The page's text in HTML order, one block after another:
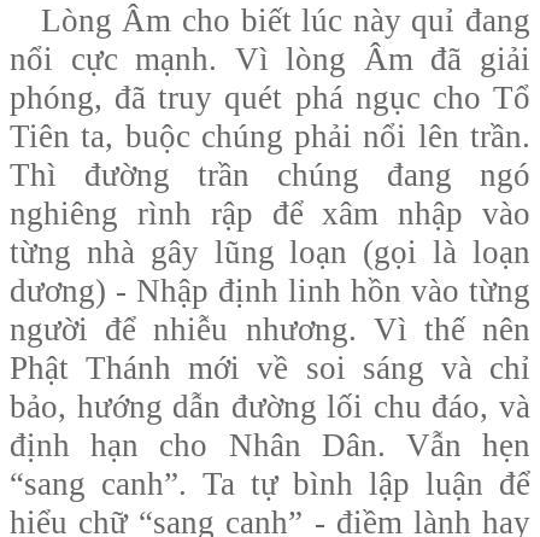
Lòng Âm cho biết lúc này quỉ đang
nổi cực mạnh. Vì lòng Âm đã giải
phóng, đã truy quét phá ngục cho Tổ
Tiên ta, buộc chúng phải nổi lên trần.
Thì đường trần chúng đang ngó
nghiêng rình rập để xâm nhập vào
từng nhà gây lũng loạn (gọi là loạn
dương) - Nhập định linh hồn vào từng
người để nhiễu nhương. Vì thế nên
Phật Thánh mới về soi sáng và chỉ
bảo, hướng dẫn đường lối chu đáo, và
định hạn cho Nhân Dân. Vẫn hẹn
“sang canh”. Ta tự bình lập luận để
hiểu chữ “sang canh” - điềm lành hay